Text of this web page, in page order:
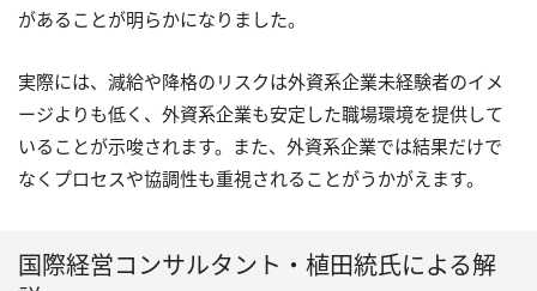
があることが明らかになりました。
実際には、減給や降格のリスクは外資系企業未経験者のイメ
ージよりも低く、外資系企業も安定した職場環境を提供して
いることが示唆されます。また、外資系企業では結果だけで
なくプロセスや協調性も重視されることがうかがえます。
国際経営コンサルタント・植田統氏による解